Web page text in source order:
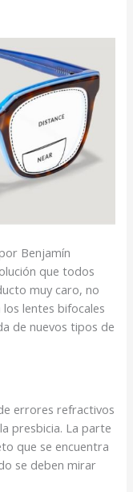
Benjamín
que todos
muy caro, no
lentes bifocales
de nuevos tipos de
errores refractivos
presbicia. La parte
que se encuentra
se deben mirar